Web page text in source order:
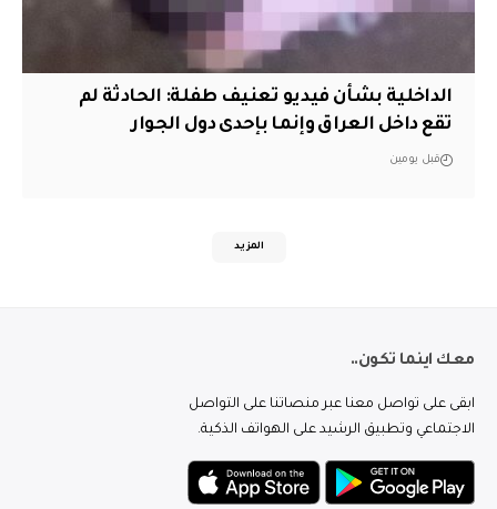
الداخلية بشأن فيديو تعنيف طفلة: الحادثة لم
تقع داخل العراق وإنما بإحدى دول الجوار
قبل يومين
المزيد
معك اينما تكون..
ابقى على تواصل معنا عبر منصاتنا على التواصل
الاجتماعي وتطبيق الرشيد على الهواتف الذكية.